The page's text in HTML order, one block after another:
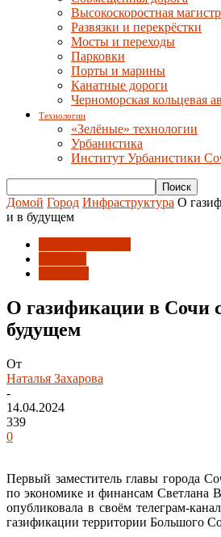
Высокоскоростная
Развязки и перекрёстки
Мосты и переходы
Парковки
Порты и марины
Канатные дороги
Черноморская кольцевая
Технологии
«Зелёные» технологии
Урбанистика
Институт Урбанистики
Домой Город Инфраструктура О
и в будущем
О газификации в Сочи
будущем
От
Наталья Захарова
-
14.04.2024
339
0
Первый заместитель главы города
по экономике и финансам Светлана
опубликовала в своём телеграм-
газификации территории Большого